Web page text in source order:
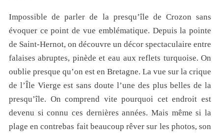
Impossible de parler de la presqu’île de Crozon sans
évoquer ce point de vue emblématique. Depuis la pointe
de Saint-Hernot, on découvre un décor spectaculaire entre
falaises abruptes, pinède et eau aux reflets turquoise. On
oublie presque qu’on est en Bretagne. La vue sur la crique
de l’Île Vierge est sans doute l’une des plus belles de la
presqu’île. On comprend vite pourquoi cet endroit est
devenu si connu ces dernières années. Mais même si la
plage en contrebas fait beaucoup rêver sur les photos, son